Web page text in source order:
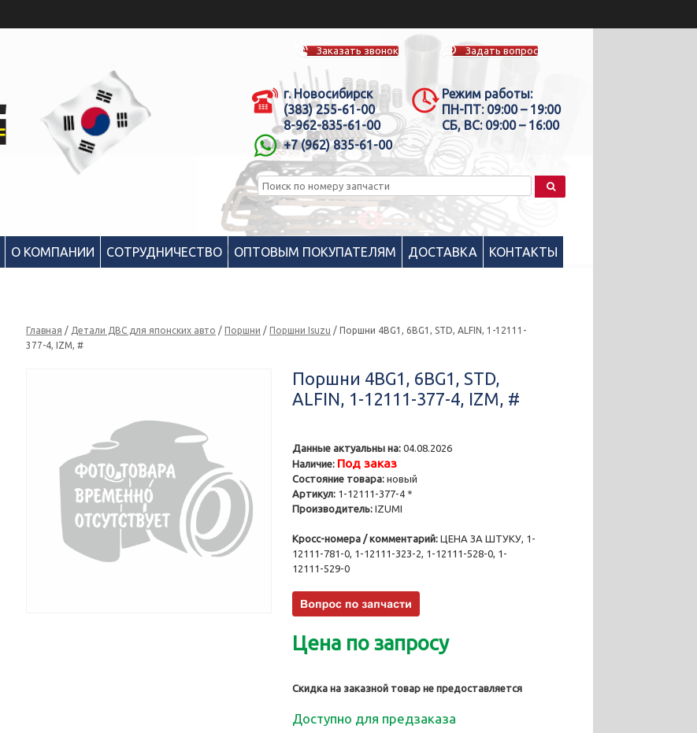
Заказать звонок Задать вопрос
г. Новосибирск
(383) 255-61-00
8-962-835-61-00
+7 (962) 835-61-00
Режим работы:
ПН-ПТ: 09:00 – 19:00
СБ, ВС: 09:00 – 16:00
О КОМПАНИИ СОТРУДНИЧЕСТВО ОПТОВЫМ ПОКУПАТЕЛЯМ ДОСТАВКА КОНТАКТЫ
Главная / Детали ДВС для японских авто /Поршни /Поршни Isuzu / Поршни 4BG1, 6BG1, STD, ALFIN, 1-12111-
377-4, IZM, #
Поршни 4BG1, 6BG1, STD,
ALFIN, 1-12111-377-4, IZM, #
Данные актуальны на: 04.08.2026
Наличие: Под заказ
Состояние товара: новый
Артикул: 1-12111-377-4 *
Производитель: IZUMI
Кросс-номера / комментарий: ЦЕНА ЗА ШТУКУ, 1-
12111-781-0, 1-12111-323-2, 1-12111-528-0, 1-
12111-529-0
Цена по запросу
Скидка на заказной товар не предоставляется
Доступно для предзаказа